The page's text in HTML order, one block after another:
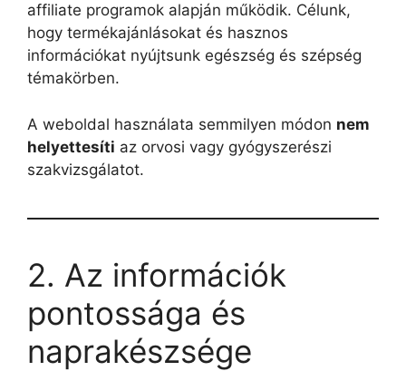
affiliate programok alapján működik. Célunk,
hogy termékajánlásokat és hasznos
információkat nyújtsunk egészség és szépség
témakörben.
A weboldal használata semmilyen módon nem
helyettesíti az orvosi vagy gyógyszerészi
szakvizsgálatot.
2. Az információk
pontossága és
naprakészsége